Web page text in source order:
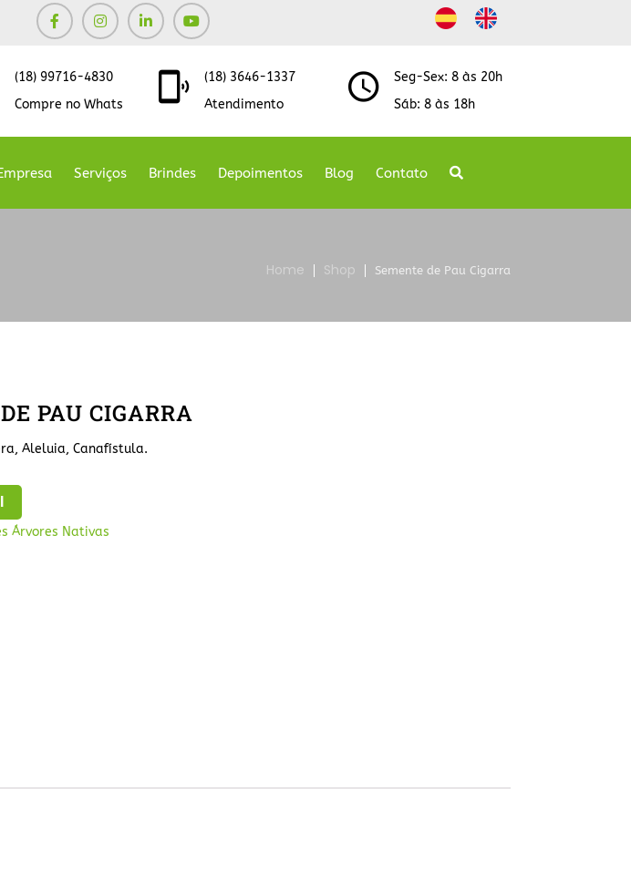
(18) 99716-4830
Compre no Whats
(18) 3646-1337
Atendimento
Seg-Sex: 8 às 20h
Sáb: 8 às 18h
Serviços Brindes Depoimentos Blog Contato
Home Shop Semente de Pau Cigarra
PAU CIGARRA
Aleluia, Canafístula.
Árvores Nativas